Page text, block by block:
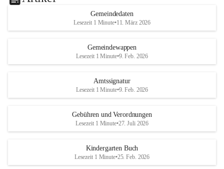
Gemeindedaten
Lesezeit 1 Minute•11. März 2026
Gemeindewappen
Lesezeit 1 Minute•9. Feb. 2026
Amtssignatur
Lesezeit 1 Minute•9. Feb. 2026
Gebühren und Verordnungen
Lesezeit 1 Minute•27. Juli 2026
Kindergarten Buch
Lesezeit 1 Minute•25. Feb. 2026